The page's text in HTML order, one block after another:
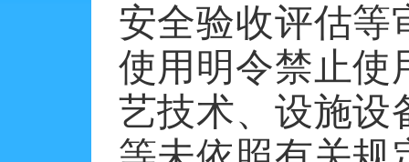
安全验收评估等
使用明令禁止使
艺技术、设施设